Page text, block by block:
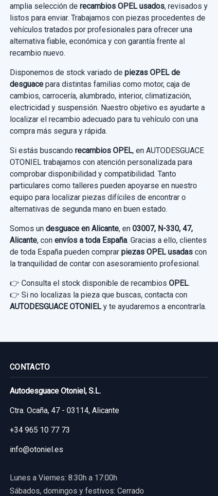
ELEVALUNAS TRASERO IZQUIERDO 915722103
ELECTRICO 7 PINES 5P
usado.
OPEL ASTRA J LIM. COSMO
16,52 €
Sin IVA, gastos de envío no incluidos.
Consultar por whatsapp
CERRADURA PUERTA TRASERA DERECHA
Consultar por whatsapp
PANTALLA
SISTEMA AUDIO / RADIO CD 13346050...
usado.
Garantía 1 año
60,00 €
Consultar por whatsapp
amplia selección de recambios OPEL usados, revisados y
listos para enviar. Trabajamos con piezas procedentes de
vehículos tratados por profesionales para ofrecer una
alternativa fiable, económica y con garantía frente al
recambio nuevo.
Disponemos de stock variado de piezas OPEL de
desguace para distintas familias como motor, caja de
cambios, carrocería, alumbrado, interior, climatización,
electricidad y suspensión. Nuestro objetivo es ayudarte a
localizar el recambio adecuado para tu vehículo con una
compra más segura y rápida.
Si estás buscando recambios OPEL, en AUTODESGUACE
OTONIEL trabajamos con atención personalizada para
comprobar disponibilidad y compatibilidad. Tanto
particulares como talleres pueden apoyarse en nuestro
equipo para localizar piezas difíciles de encontrar o
alternativas de segunda mano en buen estado.
Somos un desguace en Alicante, en 03007, N-330, 47,
Alicante, con envíos a toda España. Gracias a ello, clientes
de toda España pueden comprar piezas OPEL usadas con
la tranquilidad de contar con asesoramiento profesional.
👉 Consulta el stock disponible de recambios OPEL.
👉 Si no localizas la pieza que buscas, contacta con
AUTODESGUACE OTONIELy te ayudaremos a encontrarla.
CONTACTO
Autodesguace Otoniel, S.L.
Ctra. Ocaña, 47 - 03114, Alicante
+34 965 10 77 73
info@otoniel.es
Lunes a Viernes: 8:30h a 17:00h
Sábados, domingos y festivos: Cerrado